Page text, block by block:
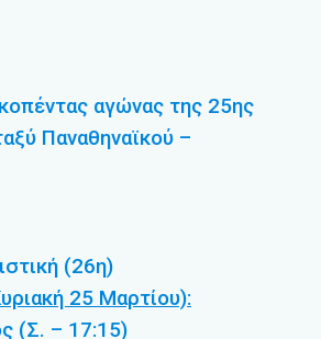
αγώνας της 25ης
Παναθηναϊκού –
(26η)
25 Μαρτίου):
(Σ. – 17:15)